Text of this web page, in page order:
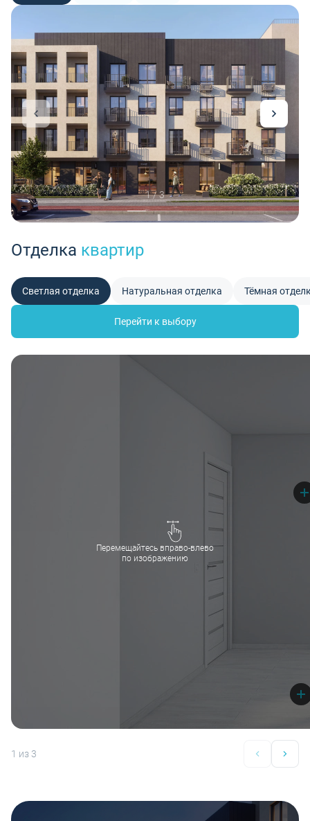
1 / 3
Отделка квартир
Светлая отделка Натуральная отделка Тёмная
Перейти к выбору
Перемещайтесь вправо-влево
по изображению
1 из 3